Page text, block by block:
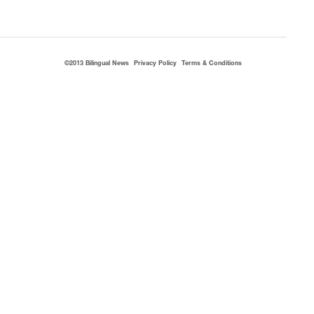
©2013 Bilingual News Privacy Policy Terms & Conditions